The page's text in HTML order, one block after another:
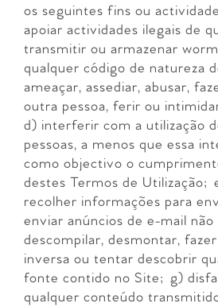
os seguintes fins ou
apoiar actividades ilegais de
transmitir ou armazenar
qualquer código de natureza
ameaçar, assediar, abusar,
outra pessoa, ferir ou
d) interferir com a utilização
pessoas, a menos que essa
como objectivo o
destes Termos de Utilização;
recolher informações para
enviar anúncios de e-mail
descompilar, desmontar,
inversa ou tentar descobrir
fonte contido no Site; g)
qualquer conteúdo